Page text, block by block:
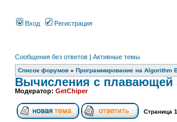
Вход Регистрация
Сообщения без ответов | Активные темы
Список форумов » Программирование на Algorithm
Вычисления с плавающей
Модератор: GetChiper
Страница 1